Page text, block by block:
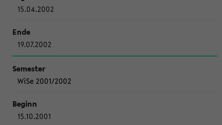
15.04.2002
19.07.2002
WiSe 2001/2002
15.10.2001